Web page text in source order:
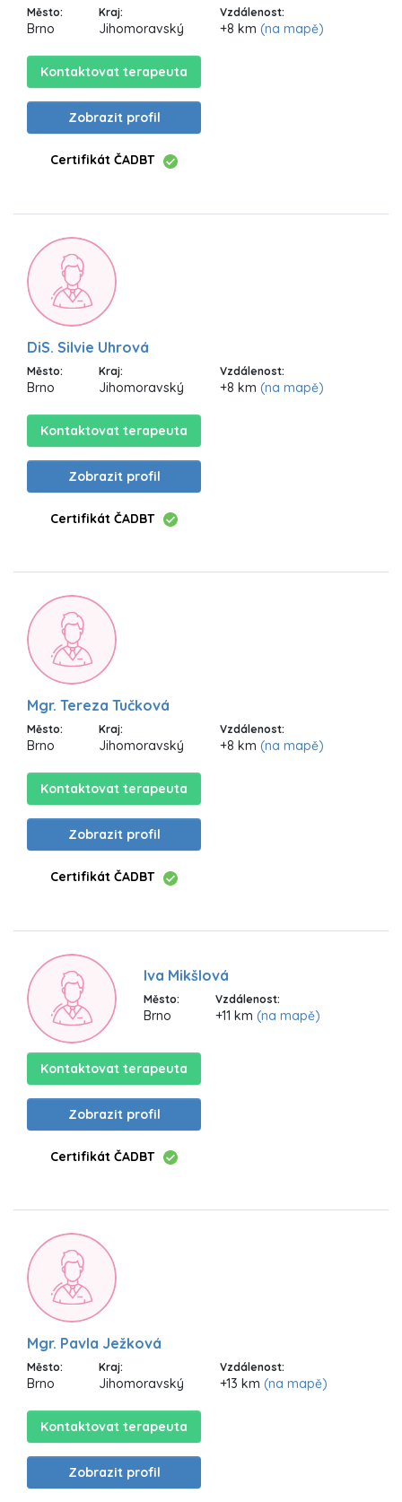
Město:
Brno
Kraj:
Jihomoravský
Vzdálenost:
+8 km (na mapě)
Kontaktovat terapeuta
Zobrazit profil
Certifikát ČADBT
DiS. Silvie Uhrová
Město:
Brno
Kraj:
Jihomoravský
Vzdálenost:
+8 km (na mapě)
Kontaktovat terapeuta
Zobrazit profil
Certifikát ČADBT
Mgr. Tereza Tučková
Město:
Brno
Kraj:
Jihomoravský
Vzdálenost:
+8 km (na mapě)
Kontaktovat terapeuta
Zobrazit profil
Certifikát ČADBT
Iva Mikšlová
Město:
Brno
Vzdálenost:
+11 km (na mapě)
Kontaktovat terapeuta
Zobrazit profil
Certifikát ČADBT
Mgr. Pavla Ježková
Město:
Brno
Kraj:
Jihomoravský
Vzdálenost:
+13 km (na mapě)
Kontaktovat terapeuta
Zobrazit profil